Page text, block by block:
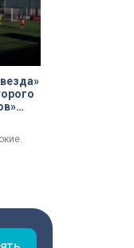
Б,
в
игры.